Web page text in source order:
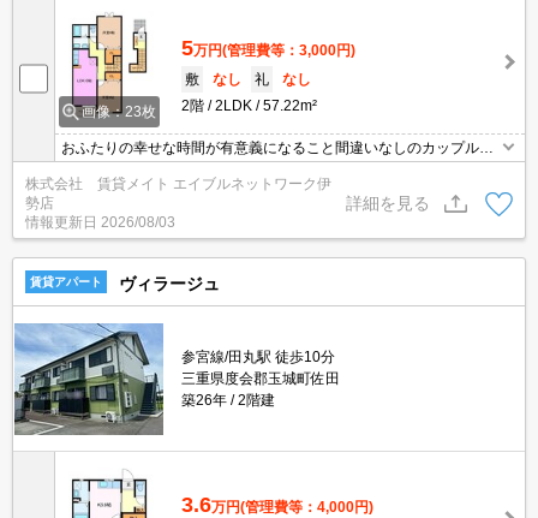
画像：23枚
5万円(管理費等：3,000円)
敷
なし 礼
なし
2階
2LDK 57.22m²
おふたりの幸せな時間が有意義になること間違いなしのカップル様
にオススメ物件です♪ぜひ一度おふたりでご内覧ください！ コンビ
ニが近く生活に便利な物件です♪
株式会社 賃貸メイト エイブルネットワーク伊
勢店
情報更新日 2026/08/03
詳細を見る
賃貸アパート ヴィラージュ
参宮線/田丸駅 徒歩10分
三重県度会郡玉城町佐田
築26年
2階建
3.6万円(管理費等：4,000円)